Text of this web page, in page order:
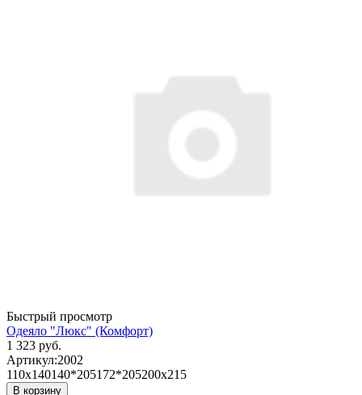
Быстрый просмотр
Одеяло "Люкс" (Комфорт)
1 323 руб.
Артикул:2002
110х140140*205172*205200х215
В корзину